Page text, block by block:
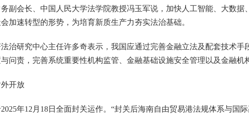
副会长、中国人民大学法学院教授冯玉军说，加快人工智能、大数据
加速转型的形势，为培育新质生产力夯实法治基础。
研究中心主任许多奇表示，我国应通过完善金融立法及配套技术手
问责，完善系统重要性机构监管、金融基础设施安全管理以及金融机
开放
年12月18日全面封关运作。“封关后海南自由贸易港法规体系与国